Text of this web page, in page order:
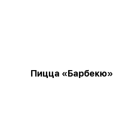
Пицца «Барбекю»